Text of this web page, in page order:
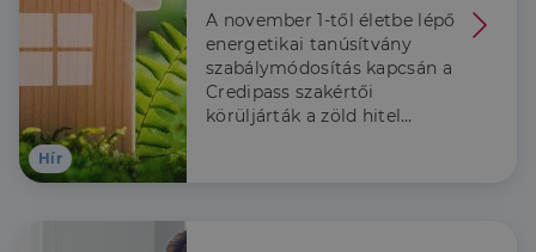
Hír
A november 1-től életbe lépő
energetikai tanúsítvány
szabálymódosítás kapcsán a
Credipass szakértői
körüljárták a zöld hitel